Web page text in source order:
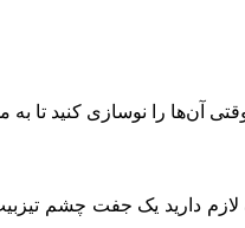
آن‌ها را نوسازی کنید تا به
لازم دارید یک جفت چشم